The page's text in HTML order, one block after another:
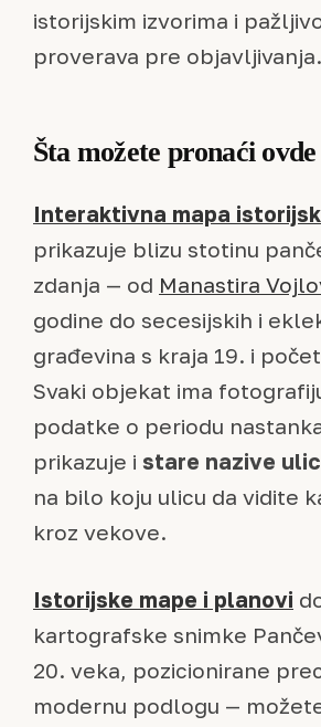
istorijskim izvorima i
proverava pre objavljivanja.
Šta možete pronaći ovde
Interaktivna mapa
prikazuje blizu stotinu
zdanja — od Manastira
godine do secesijskih i
građevina s kraja 19. i
Svaki objekat ima
podatke o periodu
prikazuje i stare nazive
na bilo koju ulicu da vidite
kroz vekove.
Istorijske mape i planovi
kartografske snimke
20. veka, pozicionirane
modernu podlogu —